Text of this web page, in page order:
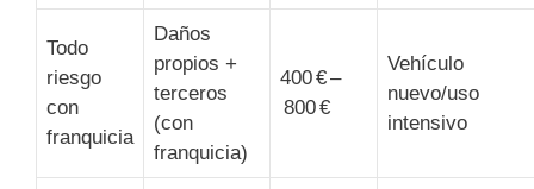
Todo
riesgo
con
franquicia
Daños
propios +
terceros
(con
franquicia)
400 € –
800 €
Vehículo
nuevo/uso
intensivo